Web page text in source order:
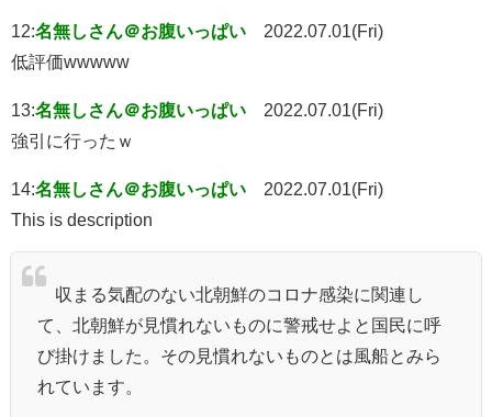
12:名無しさん＠お腹いっぱい
2022.07.01(Fri)
低評価wwwww
13:名無しさん＠お腹いっぱい
2022.07.01(Fri)
強引に行ったｗ
14:名無しさん＠お腹いっぱい
2022.07.01(Fri)
This is description
収まる気配のない北朝鮮のコロナ感染に関連し
て、北朝鮮が見慣れないものに警戒せよと国民に呼
び掛けました。その見慣れないものとは風船とみら
れています。